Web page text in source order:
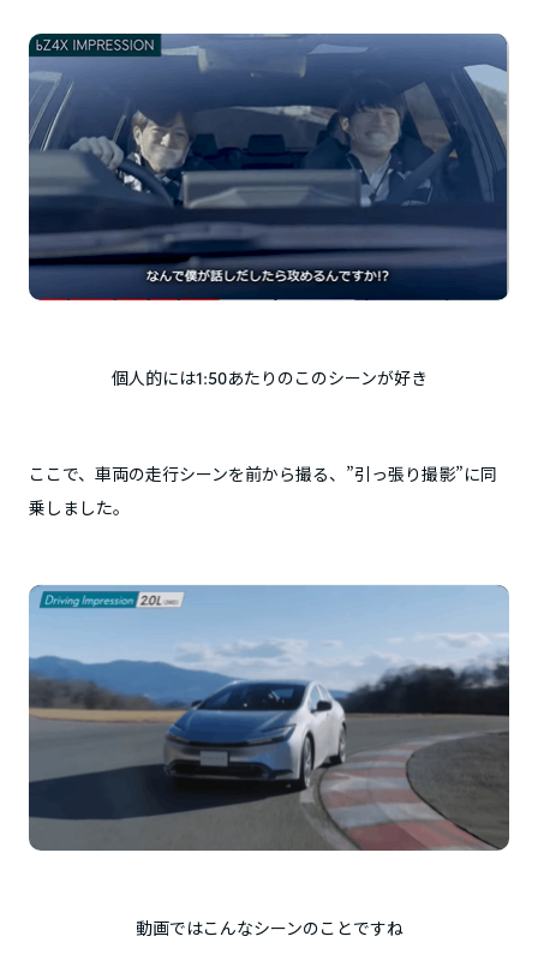
個人的には1:50あたりのこのシーンが好き
ここで、車両の走行シーンを前から撮る、”引っ張り撮影”に同
乗しました。
動画ではこんなシーンのことですね